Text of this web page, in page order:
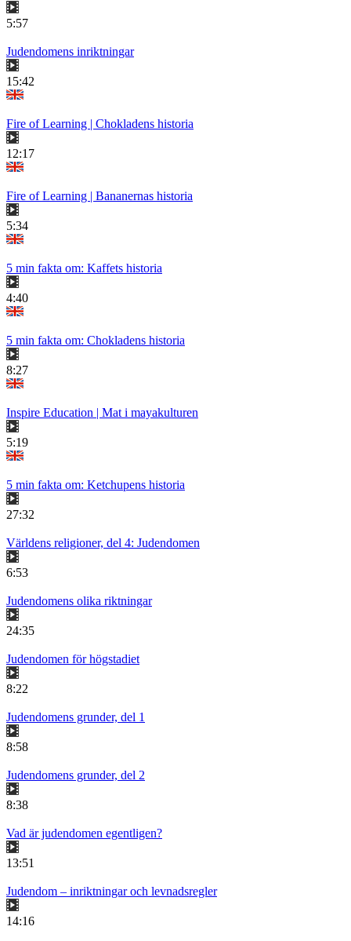
5:57
Judendomens inriktningar
15:42
Fire of Learning | Chokladens historia
12:17
Fire of Learning | Bananernas historia
5:34
5 min fakta om: Kaffets historia
4:40
5 min fakta om: Chokladens historia
8:27
Inspire Education | Mat i mayakulturen
5:19
5 min fakta om: Ketchupens historia
27:32
Världens religioner, del 4: Judendomen
6:53
Judendomens olika riktningar
24:35
Judendomen för högstadiet
8:22
Judendomens grunder, del 1
8:58
Judendomens grunder, del 2
8:38
Vad är judendomen egentligen?
13:51
Judendom – inriktningar och levnadsregler
14:16